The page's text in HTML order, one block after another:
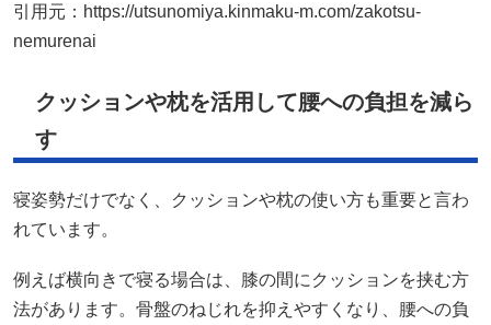
引用元： https://utsunomiya.kinmaku-m.com/zakotsu-
nemurenai
クッションや枕を活用して腰への負担を減ら
す
寝姿勢だけでなく、クッションや枕の使い方も重要と言わ
れています。
例えば横向きで寝る場合は、膝の間にクッションを挟む方
法があります。骨盤のねじれを抑えやすくなり、腰への負